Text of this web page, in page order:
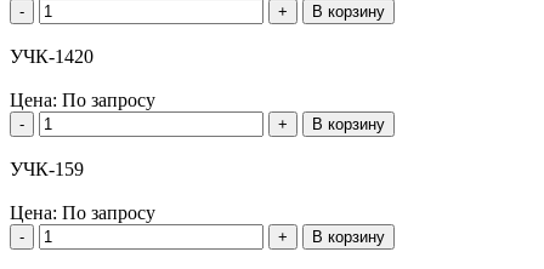
- + В корзину
УЧК-1420
Цена: По запросу
- + В корзину
УЧК-159
Цена: По запросу
- + В корзину